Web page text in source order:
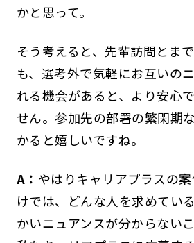
かと思って。
そう考えると、先輩訪問とま
も、選考外で気軽にお互いの
れる機会があると、より安心
せん。参加先の部署の繁閑期
かると嬉しいですね。
A： やはりキャリアプラスの
けでは、どんな人を求めてい
かいニュアンスが分からない